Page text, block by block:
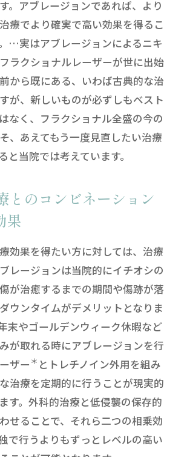
。アブレージョンであれば、より
療でより確実で高い効果を得るこ
…実はアブレージョンによるニキ
ラクショナルレーザーが世に出始
から既にある、いわば古典的な治
が、新しいものが必ずしもベスト
なく、フラクショナル全盛の今の
、あえてもう一度見直したい治療
と当院では考えています。
とのコンビネーション
果
効果を得たい方に対しては、治療
レージョンは当院的にイチオシの
が治癒するまでの期間や傷跡が落
ウンタイムがデメリットとなりま
末やゴールデンウィーク休暇など
が取れる時にアブレージョンを行
ザー ＊ とトレチノイン外用を組み
治療を定期的に行うことが現実的
す。外科的治療と低侵襲の保存的
せることで、それら二つの相乗効
で行うよりもずっとレベルの高い